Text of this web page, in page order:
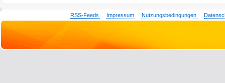
RSS-Feeds Impressum Nutzungsbedingungen